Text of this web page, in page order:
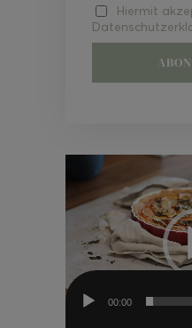
Hiermit
Video-
00:00